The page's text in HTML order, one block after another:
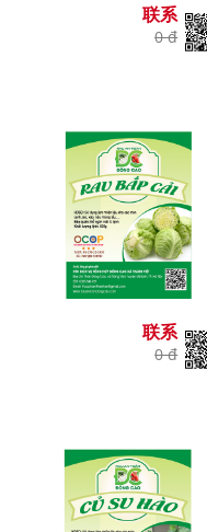
联系
0 đ
联系
0 đ